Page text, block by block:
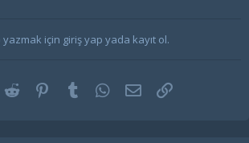
yazmak için giriş yap yada kayıt ol.
Reddit Pinterest
Tumblr WhatsApp
E-postaLink